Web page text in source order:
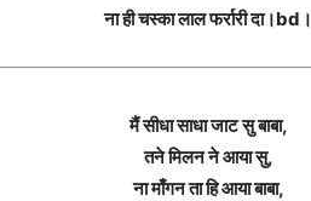
ना ही चस्का लाल फर्रारी दा।bd।
मैं सीधा साधा जाट सु बाबा,
तने मिलन ने आया सु,
ना माँगन ता हि आया बाबा,